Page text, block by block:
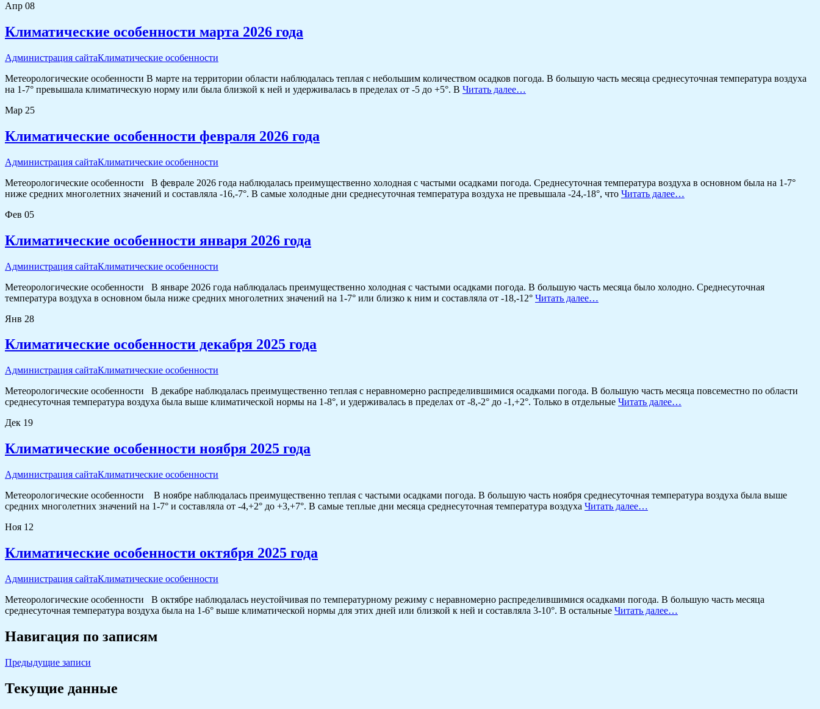
Апр 08
Климатические особенности марта 2026 года
Администрация сайтаКлиматические особенности
Метеорологические особенности В марте на территории области наблюдалась теплая с небольшим количеством осадков погода. В большую часть месяца среднесуточная температура воздуха
на 1-7° превышала климатическую норму или была близкой к ней и удерживалась в пределах от -5 до +5°. В Читать далее…
Мар 25
Климатические особенности февраля 2026 года
Администрация сайтаКлиматические особенности
Метеорологические особенности В феврале 2026 года наблюдалась преимущественно холодная с частыми осадками погода. Среднесуточная температура воздуха в основном была на 1-7°
ниже средних многолетних значений и составляла -16,-7°. В самые холодные дни среднесуточная температура воздуха не превышала -24,-18°, что Читать далее…
Фев 05
Климатические особенности января 2026 года
Администрация сайтаКлиматические особенности
Метеорологические особенности В январе 2026 года наблюдалась преимущественно холодная с частыми осадками погода. В большую часть месяца было холодно. Среднесуточная
температура воздуха в основном была ниже средних многолетних значений на 1-7° или близко к ним и составляла от -18,-12° Читать далее…
Янв 28
Климатические особенности декабря 2025 года
Администрация сайтаКлиматические особенности
Метеорологические особенности В декабре наблюдалась преимущественно теплая с неравномерно распределившимися осадками погода. В большую часть месяца повсеместно по области
среднесуточная температура воздуха была выше климатической нормы на 1-8°, и удерживалась в пределах от -8,-2° до -1,+2°. Только в отдельные Читать далее…
Дек 19
Климатические особенности ноября 2025 года
Администрация сайтаКлиматические особенности
Метеорологические особенности В ноябре наблюдалась преимущественно теплая с частыми осадками погода. В большую часть ноября среднесуточная температура воздуха была выше
средних многолетних значений на 1-7° и составляла от -4,+2° до +3,+7°. В самые теплые дни месяца среднесуточная температура воздуха Читать далее…
Ноя 12
Климатические особенности октября 2025 года
Администрация сайтаКлиматические особенности
Метеорологические особенности В октябре наблюдалась неустойчивая по температурному режиму с неравномерно распределившимися осадками погода. В большую часть месяца
среднесуточная температура воздуха была на 1-6° выше климатической нормы для этих дней или близкой к ней и составляла 3-10°. В остальные Читать далее…
Навигация по записям
Предыдущие записи
Текущие данные